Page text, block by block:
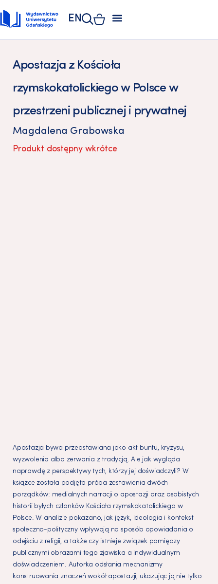
EN
Apostazja z Kościoła
rzymskokatolickiego w Polsce w
przestrzeni publicznej i prywatnej
Magdalena Grabowska
Produkt dostępny wkrótce
Apostazja bywa przedstawiana jako akt buntu, kryzysu,
wyzwolenia albo zerwania z tradycją. Ale jak wygląda
naprawdę z perspektywy tych, którzy jej doświadczyli? W
książce została podjęta próba zestawienia dwóch
porządków: medialnych narracji o apostazji oraz osobistych
historii byłych członków Kościoła rzymskokatolickiego w
Polsce. W analizie pokazano, jak język, ideologia i kontekst
społeczno-polityczny wpływają na sposób opowiadania o
odejściu z religii, a także czy istnieje związek pomiędzy
publicznymi obrazami tego zjawiska a indywidualnym
doświadczeniem. Autorka odsłania mechanizmy
konstruowania znaczeń wokół apostazji, ukazując ją nie tylko